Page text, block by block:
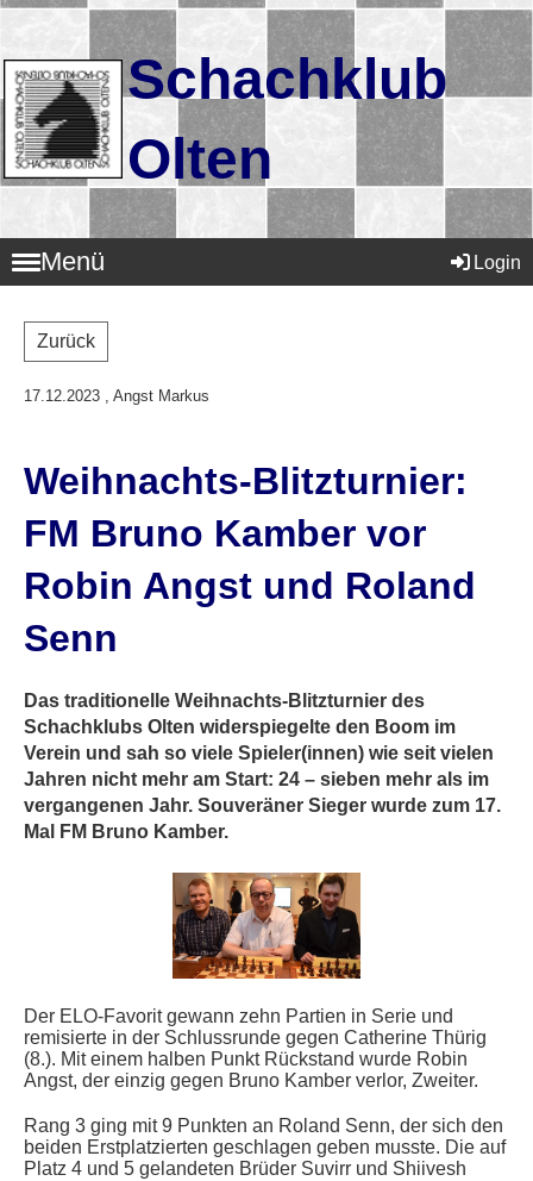
Schachklub
Olten
Menü Login
Zurück
17.12.2023 , Angst Markus
Weihnachts-Blitzturnier:
FM Bruno Kamber vor
Robin Angst und Roland
Senn
Das traditionelle Weihnachts-Blitzturnier des
Schachklubs Olten widerspiegelte den Boom im
Verein und sah so viele Spieler(innen) wie seit vielen
Jahren nicht mehr am Start: 24 – sieben mehr als im
vergangenen Jahr. Souveräner Sieger wurde zum 17.
Mal FM Bruno Kamber.
Der ELO-Favorit gewann zehn Partien in Serie und
remisierte in der Schlussrunde gegen Catherine Thürig
(8.). Mit einem halben Punkt Rückstand wurde Robin
Angst, der einzig gegen Bruno Kamber verlor, Zweiter.
Rang 3 ging mit 9 Punkten an Roland Senn, der sich den
beiden Erstplatzierten geschlagen geben musste. Die auf
Platz 4 und 5 gelandeten Brüder Suvirr und Shiivesh